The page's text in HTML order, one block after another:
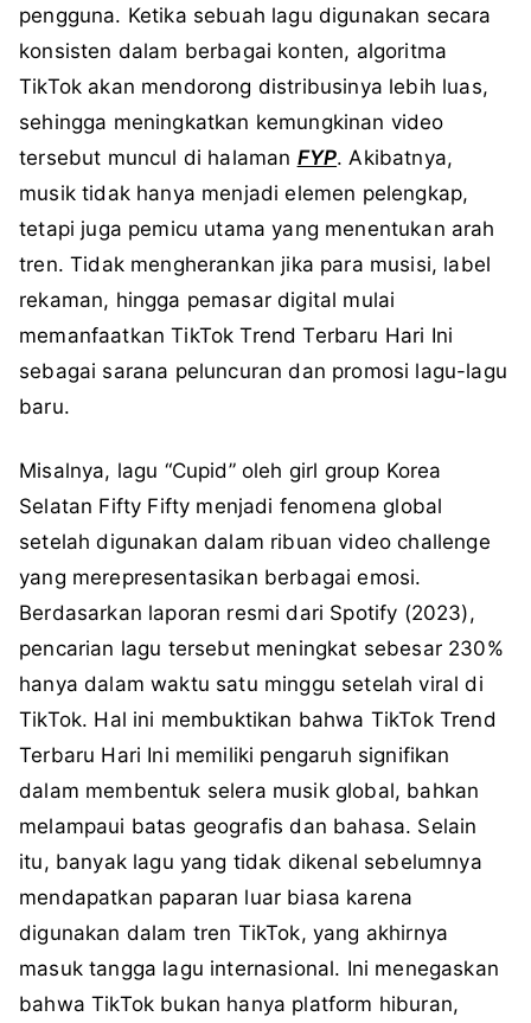
pengguna. Ketika sebuah lagu digunakan secara
konsisten dalam berbagai konten, algoritma
TikTok akan mendorong distribusinya lebih luas,
sehingga meningkatkan kemungkinan video
tersebut muncul di halaman FYP. Akibatnya,
musik tidak hanya menjadi elemen pelengkap,
tetapi juga pemicu utama yang menentukan arah
tren. Tidak mengherankan jika para musisi, label
rekaman, hingga pemasar digital mulai
memanfaatkan TikTok Trend Terbaru Hari Ini
sebagai sarana peluncuran dan promosi lagu-lagu
baru.
Misalnya, lagu “Cupid” oleh girl group Korea
Selatan Fifty Fifty menjadi fenomena global
setelah digunakan dalam ribuan video challenge
yang merepresentasikan berbagai emosi.
Berdasarkan laporan resmi dari Spotify (2023),
pencarian lagu tersebut meningkat sebesar 230%
hanya dalam waktu satu minggu setelah viral di
TikTok. Hal ini membuktikan bahwa TikTok Trend
Terbaru Hari Ini memiliki pengaruh signifikan
dalam membentuk selera musik global, bahkan
melampaui batas geografis dan bahasa. Selain
itu, banyak lagu yang tidak dikenal sebelumnya
mendapatkan paparan luar biasa karena
digunakan dalam tren TikTok, yang akhirnya
masuk tangga lagu internasional. Ini menegaskan
bahwa TikTok bukan hanya platform hiburan,